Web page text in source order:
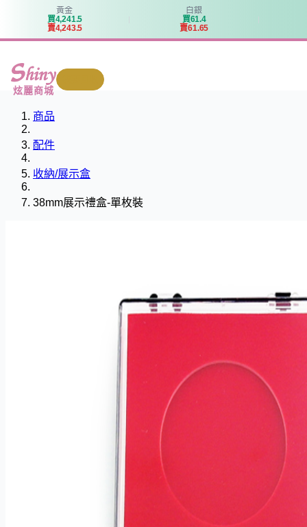
黃金
買4,241.5
賣4,243.5
白銀
買61.4
賣61.65
炫麗商城
商品
配件
收納/展示盒
38mm展示禮盒-單枚裝